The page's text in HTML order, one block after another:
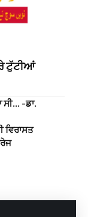
ਟੁੱਟੀਆਂ
ਸੀ… -ਡਾ.
ਵਿਰਾਸਤ